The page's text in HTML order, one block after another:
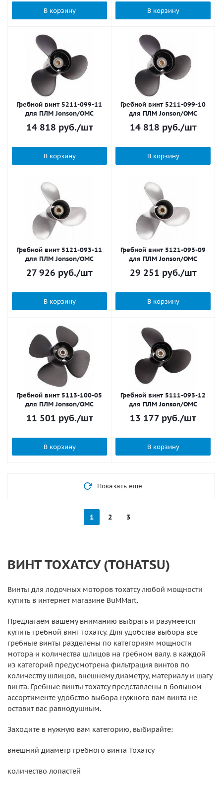
В корзину В корзину
Гребной винт 5211-099-11
для ПЛМ Jonson/OMC
14 818 руб./шт
В корзину
Гребной винт 5211-099-10
для ПЛМ Jonson/OMC
14 818 руб./шт
В корзину
Гребной винт 5121-093-11
для ПЛМ Jonson/OMC
27 926 руб./шт
В корзину
Гребной винт 5121-093-09
для ПЛМ Jonson/OMC
29 251 руб./шт
В корзину
Гребной винт 5113-100-05
для ПЛМ Jonson/OMC
11 501 руб./шт
В корзину
Гребной винт 5111-093-12
для ПЛМ Jonson/OMC
13 177 руб./шт
В корзину
Показать еще
1 2 3
ВИНТ ТОХАТСУ (TOHATSU)
Винты для лодочных моторов тохатсу любой мощности
купить в интернет магазине BuMMart.
Предлагаем вашему вниманию выбрать и разумеется
купить гребной винт тохатсу. Для удобства выбора все
гребные винты разделены по категориям мощности
мотора и количества шлицов на гребном валу. в каждой
из категорий предусмотрена фильтрация винтов по
количеству шлицов, внешнему диаметру, материалу и шагу
винта. Гребные винты тохатсу представлены в большом
ассортименте удобство выбора нужного вам винта не
оставит вас равнодушным.
Заходите в нужную вам категорию, выбирайте:
внешний диаметр гребного винта Тохатсу
количество лопастей